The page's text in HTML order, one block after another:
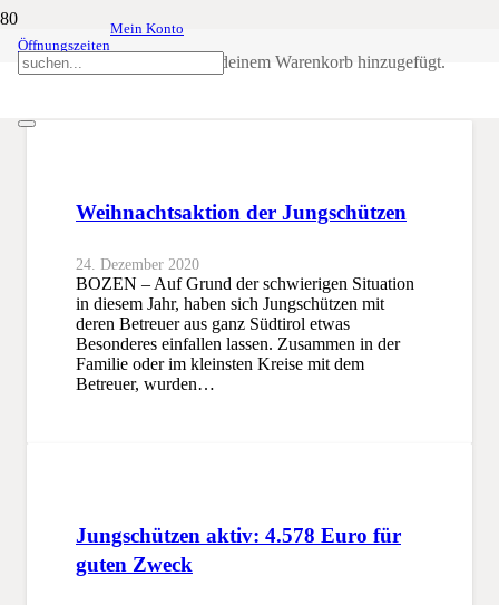
Öffnungszeiten
Mein Konto
wurde deinem Warenkorb hinzugefügt.
Kekse
Weihnachtsaktion der Jungschützen
24. Dezember 2020
BOZEN – Auf Grund der schwierigen Situation
in diesem Jahr, haben sich Jungschützen mit
deren Betreuer aus ganz Südtirol etwas
Besonderes einfallen lassen. Zusammen in der
Familie oder im kleinsten Kreise mit dem
Betreuer, wurden…
Jungschützen aktiv: 4.578 Euro für
guten Zweck